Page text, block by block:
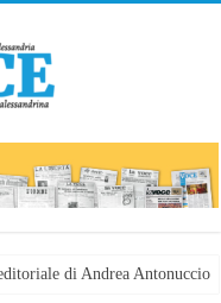
di Andrea Antonuccio